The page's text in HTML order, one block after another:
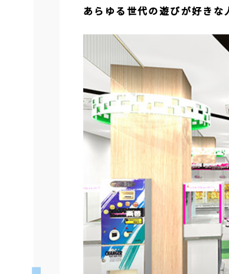
あらゆる世代の遊びが好き